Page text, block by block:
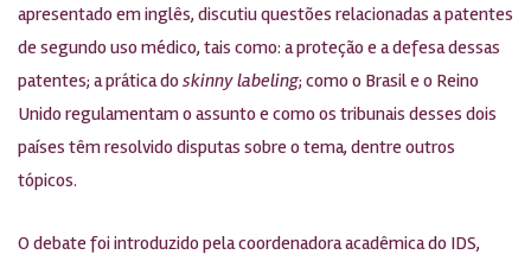
apresentado em inglês, discutiu questões relacionadas a patentes
de segundo uso médico, tais como: a proteção e a defesa dessas
patentes; a prática doskinny labeling; como o Brasil e o Reino
Unido regulamentam o assunto e como os tribunais desses dois
países têm resolvido disputas sobre o tema, dentre outros
tópicos.
O debate foi introduzido pela coordenadora acadêmica do IDS,